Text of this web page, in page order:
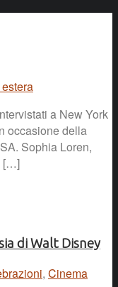
a New York
occasione della
Sophia Loren,
[…]
di Walt Disney
, Cinema